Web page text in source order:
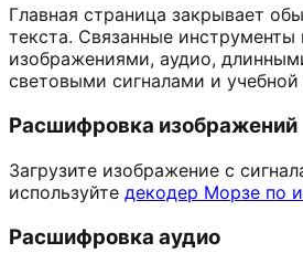
Главная страница закрывает
текста. Связанные инструменты
изображениями, аудио,
световыми сигналами и учебной
Расшифровка изображений
Загрузите изображение с
используйте декодер Морзе по
Расшифровка аудио